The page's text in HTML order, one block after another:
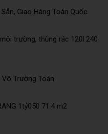
Giao Hàng Toàn Quốc
trường, thùng rác 120l 240
Trường Toán
1tỷ050 71.4 m2